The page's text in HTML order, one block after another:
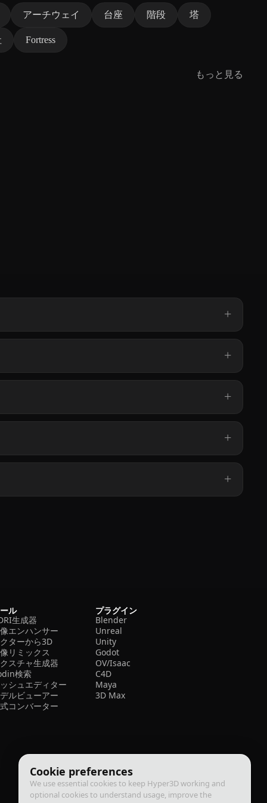
Cookie preferences
We use essential cookies to keep Hyper3D working and
optional cookies to understand usage, improve the
アーチウェイ 台座 階段 塔
Fortress
もっと見る
ル
生成器
エンハンサー
ターから3D
リミックス
スチャ生成器
検索
シュエディター
ルビューアー
コンバーター
プラグイン
Blender
Unreal
Unity
Godot
OV/Isaac
C4D
Maya
3D Max